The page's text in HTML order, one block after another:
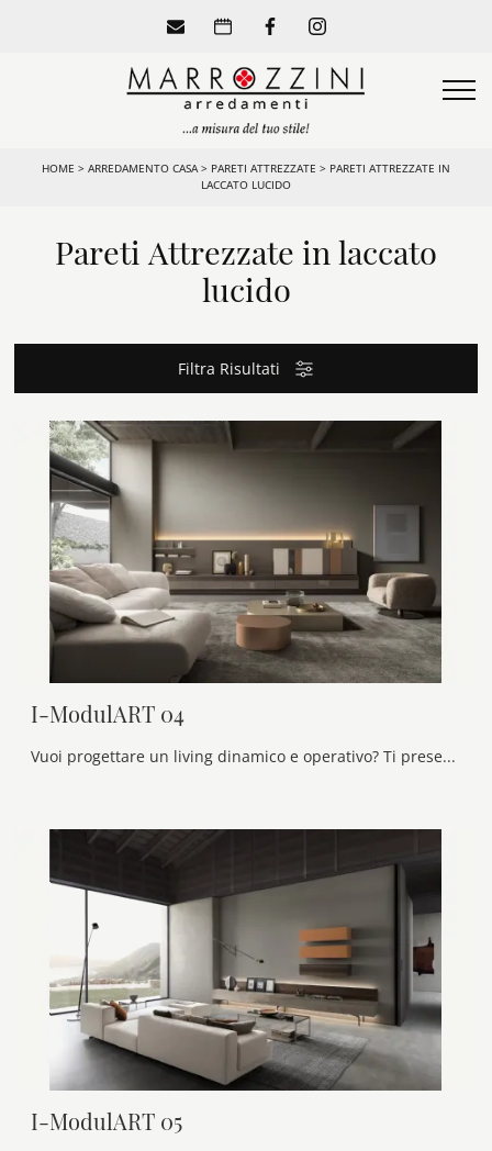
HOME > ARREDAMENTO CASA> PARETI ATTREZZATE > PARETI ATTREZZATE IN
LACCATO LUCIDO
Pareti Attrezzate in laccato
lucido
Filtra Risultati
I-ModulART 04
Vuoi progettare un living dinamico e operativo? Ti presentiamo la parete attrezzata I-ModulART 04 Presotto dalle forme decise moderne.
I-ModulART 05